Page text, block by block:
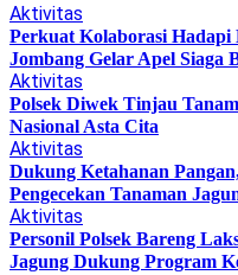
Aktivitas
Perkuat Kolaborasi
Jombang Gelar Apel Siaga
Aktivitas
Polsek Diwek Tinjau
Nasional Asta Cita
Aktivitas
Dukung Ketahanan
Pengecekan Tanaman
Aktivitas
Personil Polsek Bareng
Jagung Dukung Program